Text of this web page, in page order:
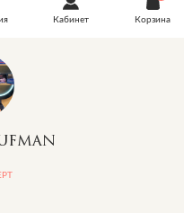
Кабинет Корзина